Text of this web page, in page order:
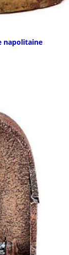
napolitaine